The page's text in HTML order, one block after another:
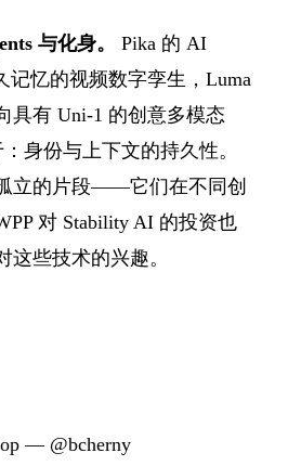
与化身。
Pika 的 AI
记忆的视频数字孪生，Luma
具有 Uni-1 的创意多模态
身份与上下文的持久性。
立的片段——它们在不同创
对 Stability AI 的投资也
这些技术的兴趣。
— @bcherny